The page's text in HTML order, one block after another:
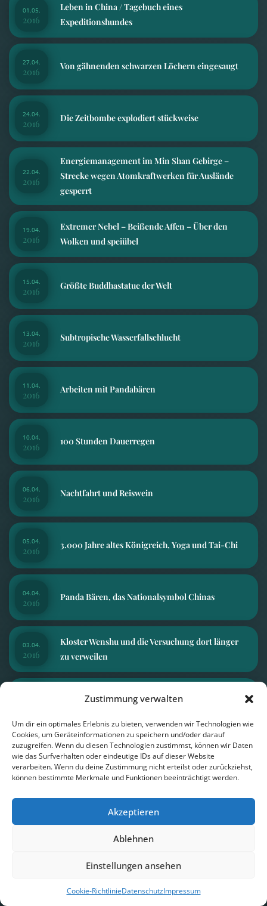
Zustimmung verwalten
Um dir ein optimales Erlebnis zu bieten, verwenden wir Technologien wie
Cookies, um Geräteinformationen zu speichern und/oder darauf
zuzugreifen. Wenn du diesen Technologien zustimmst, können wir Daten
wie das Surfverhalten oder eindeutige IDs auf dieser Website
verarbeiten. Wenn du deine Zustimmung nicht erteilst oder zurückziehst,
können bestimmte Merkmale und Funktionen beeinträchtigt werden.
Akzeptieren
Ablehnen
Einstellungen ansehen
Cookie-RichtlinieDatenschutzImpressum
01.05.
2016
Leben in China / Tagebuch eines
Expeditionshundes
27.04.
2016 Von gähnenden schwarzen Löchern eingesaugt
24.04.
2016 Die Zeitbombe explodiert stückweise
22.04.
2016
Energiemanagement im Min Shan Gebirge –
Strecke wegen Atomkraftwerken für Auslände
gesperrt
19.04.
2016
Extremer Nebel – Beißende Affen – Über den
Wolken und speiübel
15.04.
2016 Größte Buddhastatue der Welt
13.04.
2016 Subtropische Wasserfallschlucht
11.04.
2016 Arbeiten mit Pandabären
10.04.
2016 100 Stunden Dauerregen
06.04.
2016 Nachtfahrt und Reiswein
05.04.
2016 3.000 Jahre altes Königreich, Yoga und Tai-Chi
04.04.
2016 Panda Bären, das Nationalsymbol Chinas
03.04.
2016
Kloster Wenshu und die Versuchung dort länger
zu verweilen
Aufreibende, atemberaubende Zugfahrt und
heikler Grenzübertritt
26.03.
2016 Die Trennung fällt schwer
24.03.